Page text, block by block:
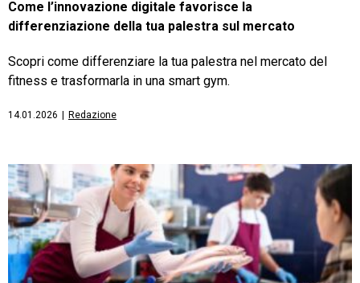
Come l’innovazione digitale favorisce la
differenziazione della tua palestra sul mercato
Scopri come differenziare la tua palestra nel mercato del
fitness e trasformarla in una smart gym.
14.01.2026 Redazione